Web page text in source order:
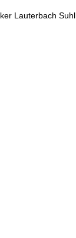
Lauterbach Suhl